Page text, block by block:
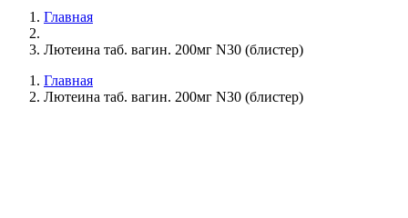
Главная
Лютеина таб. вагин. 200мг N30 (блистер)
Главная
Лютеина таб. вагин. 200мг N30 (блистер)